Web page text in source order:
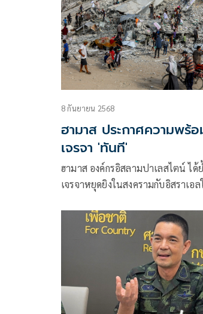
8 กันยายน 2568
ฮามาส ประกาศความพร้
เจรจา 'ทันที'
ฮามาส องค์กรอิสลามปาเลสไตน์ ไ
เจรจาหยุดยิงในสงครามกับอิสราเอ